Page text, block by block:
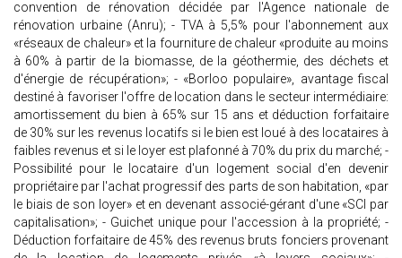
convention de rénovation décidée par l'Agence nationale de
rénovation urbaine (Anru); - TVA à 5,5% pour l'abonnement aux
«réseaux de chaleur» et la fourniture de chaleur «produite au moins
à 60% à partir de la biomasse, de la géothermie, des déchets et
d'énergie de récupération»; - «Borloo populaire», avantage fiscal
destiné à favoriser l'offre de location dans le secteur intermédiaire:
amortissement du bien à 65% sur 15 ans et déduction forfaitaire
de 30% sur les revenus locatifs si le bien est loué à des locataires à
faibles revenus et si le loyer est plafonné à 70% du prix du marché; -
Possibilité pour le locataire d'un logement social d'en devenir
propriétaire par l'achat progressif des parts de son habitation, «par
le biais de son loyer» et en devenant associé-gérant d'une «SCI par
capitalisation»; - Guichet unique pour l'accession à la propriété; -
Déduction forfaitaire de 45% des revenus bruts fonciers provenant